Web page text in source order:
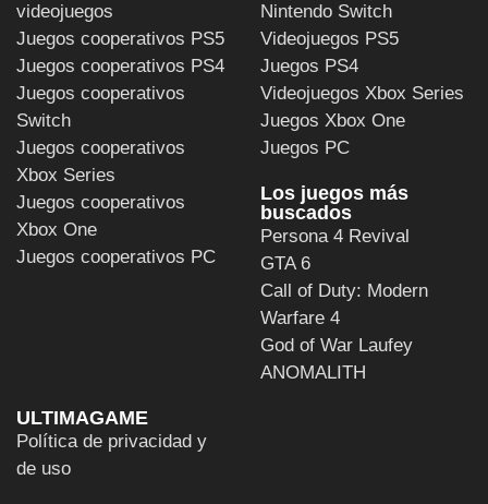
videojuegos
Juegos cooperativos PS5
Juegos cooperativos PS4
Juegos cooperativos
Switch
Juegos cooperativos
Xbox Series
Juegos cooperativos
Xbox One
Juegos cooperativos PC
Nintendo Switch
Videojuegos PS5
Juegos PS4
Videojuegos Xbox Series
Juegos Xbox One
Juegos PC
Los juegos más
buscados
Persona 4 Revival
GTA 6
Call of Duty: Modern
Warfare 4
God of War Laufey
ANOMALITH
ULTIMAGAME
Política de privacidad y
de uso